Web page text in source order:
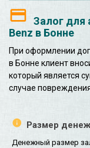
Залог для
Benz в Бонне
При оформлении
в Бонне клиент
который является
случае
Размер
Денежный размер